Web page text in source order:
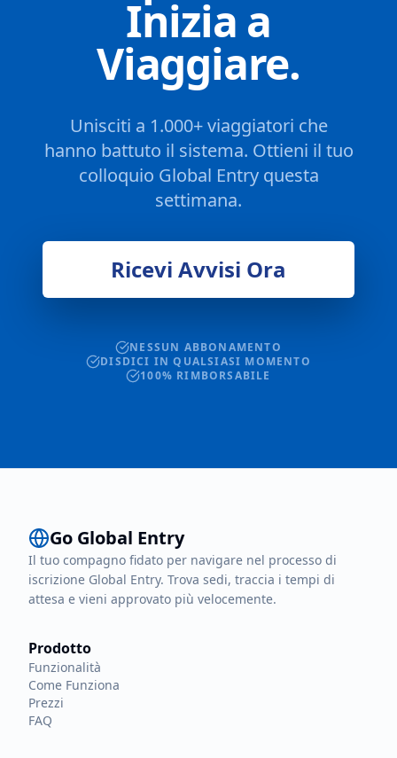
Inizia a
Viaggiare.
Unisciti a 1.000+ viaggiatori che
hanno battuto il sistema. Ottieni il tuo
colloquio Global Entry questa
settimana.
Ricevi Avvisi Ora
NESSUN ABBONAMENTO
DISDICI IN QUALSIASI MOMENTO
100% RIMBORSABILE
Go Global Entry
Il tuo compagno fidato per navigare nel processo di
iscrizione Global Entry. Trova sedi, traccia i tempi di
attesa e vieni approvato più velocemente.
Prodotto
Funzionalità
Come Funziona
Prezzi
FAQ